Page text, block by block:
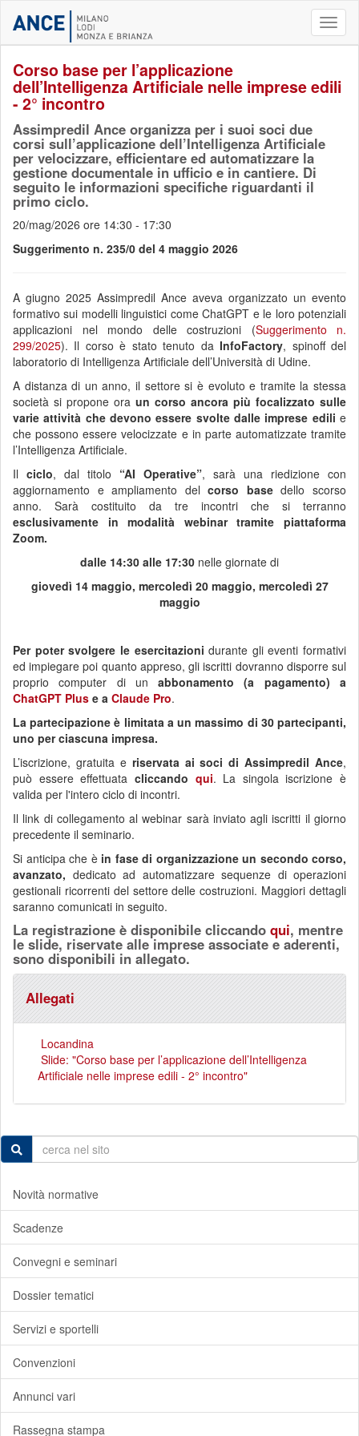
Corso base per l’applicazione
dell’Intelligenza Artificiale nelle imprese edili
- 2° incontro
Assimpredil Ance organizza per i suoi soci due
corsi sull’applicazione dell’Intelligenza Artificiale
per velocizzare, efficientare ed automatizzare la
gestione documentale in ufficio e in cantiere. Di
seguito le informazioni specifiche riguardanti il
primo ciclo.
20/mag/2026 ore 14:30 - 17:30
Suggerimento n. 235/0 del 4 maggio 2026
A giugno 2025 Assimpredil Ance aveva organizzato un evento
formativo sui modelli linguistici come ChatGPT e le loro potenziali
applicazioni nel mondo delle costruzioni (Suggerimento n.
299/2025). Il corso è stato tenuto daInfoFactory, spinoff del
laboratorio di Intelligenza Artificiale dell’Università di Udine.
A distanza di un anno, il settore si è evoluto e tramite la stessa
società si propone ora un corso ancora più focalizzato sulle
varie attività che devono essere svolte dalle imprese edilie
che possono essere velocizzate e in parte automatizzate tramite
l’Intelligenza Artificiale.
Il ciclo, dal titolo “AI Operative”, sarà una riedizione con
aggiornamento e ampliamento del corso basedello scorso
anno. Sarà costituito da tre incontri che si terranno
esclusivamente in modalità webinar tramite piattaforma
Zoom.
dalle 14:30 alle 17:30 nelle giornate di
giovedì 14 maggio, mercoledì 20 maggio, mercoledì 27
maggio
Per poter svolgere le esercitazioni durante gli eventi formativi
ed impiegare poi quanto appreso, gli iscritti dovranno disporre sul
proprio computer
di unabbonamento (a pagamento) a
ChatGPT Plus e a Claude Pro.
La partecipazione è limitata a un massimo di 30 partecipanti,
uno per ciascuna impresa.
L’iscrizione, gratuita e riservata ai soci di Assimpredil Ance,
può essere effettuata cliccando qui. La singola iscrizione è
valida per l'intero ciclo di incontri.
Il link di collegamento al webinar sarà inviato agli iscritti il giorno
precedente il seminario.
Si anticipa che è in fase di organizzazione un secondo corso,
avanzato, dedicato ad automatizzare sequenze di operazioni
gestionali ricorrenti del settore delle costruzioni. Maggiori dettagli
saranno comunicati in seguito.
La registrazione è disponibile cliccando qui, mentre
le slide, riservate alle imprese associate e aderenti,
sono disponibili in allegato.
Allegati
Locandina
Slide: "Corso base per l’applicazione dell’Intelligenza
Artificiale nelle imprese edili - 2° incontro"
Novità normative
Scadenze
Convegni e seminari
Dossier tematici
Servizi e sportelli
Convenzioni
Annunci vari
Rassegna stampa